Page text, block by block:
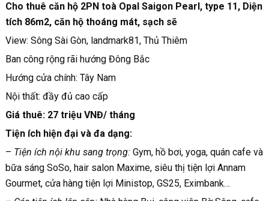
Cho thuê căn hộ 2PN toà Opal Saigon Pearl, type 11, Diện
tích 86m2, căn hộ thoáng mát, sạch sẽ
View: Sông Sài Gòn, landmark81, Thủ Thiêm
Ban công rộng rãi hướng Đông Bắc
Hướng cửa chính: Tây Nam
Nội thất: đầy đủ cao cấp
Giá thuê: 27 triệu VNĐ/ tháng
Tiện ích hiện đại và đa dạng:
– Tiện ích nội khu sang trọng:Gym, hồ bơi, yoga, quán cafe và
bữa sáng SoSo, hair salon Maxime, siêu thị tiện lợi Annam
Gourmet, cửa hàng tiện lợi Ministop, GS25, Eximbank…